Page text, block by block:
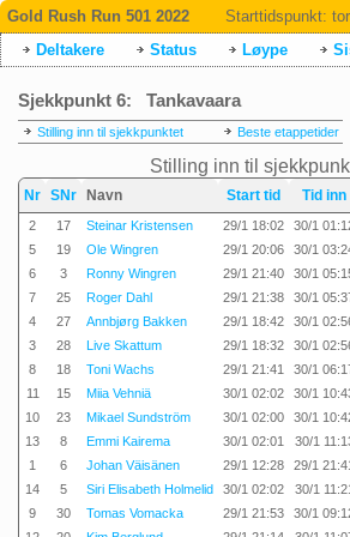
Gold Rush Run 501 2022 Starttidspunkt:
Deltakere
Status Løype
Sjekkpunkt 6: Tankavaara
Stilling inn til sjekkpunktet Beste etappetider
Stilling inn til
Nr SNr Navn Start tid Tid inn
2 17 Steinar Kristensen 29/1 18:02 30/1
5
19 Ole Wingren 29/1 20:06 30/1
6
3 Ronny Wingren 29/1 21:40 30/1
7
25 Roger Dahl 29/1 21:38 30/1
4
27 Annbjørg Bakken 29/1 18:42 30/1
3
28 Live Skattum 29/1 18:32 30/1
8
18 Toni Wachs 29/1 21:41 30/1
11
15 Miia Vehniä 30/1 02:02 30/1
10
23 Mikael Sundström 30/1 02:00 30/1
13
8 Emmi Kairema 30/1 02:01 30/1
1
6 Johan Väisänen 29/1 12:28 29/1
14
5 Siri Elisabeth Holmelid 30/1 02:02 30/1
9
30 Tomas Vomacka 29/1 21:53 30/1